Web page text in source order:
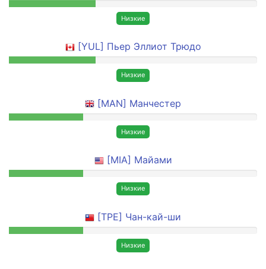
Низкие
[YUL] Пьер Эллиот Трюдо
Низкие
[MAN] Манчестер
Низкие
[MIA] Майами
Низкие
[TPE] Чан-кай-ши
Низкие